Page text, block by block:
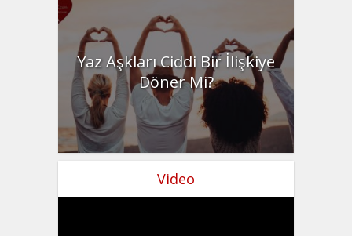
Yaz Aşkları Ciddi Bir İlişkiye
Döner Mi?
Video